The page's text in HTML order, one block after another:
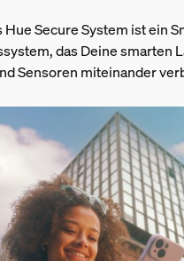
Hue Secure System ist ein
das Deine smarten
Sensoren miteinander